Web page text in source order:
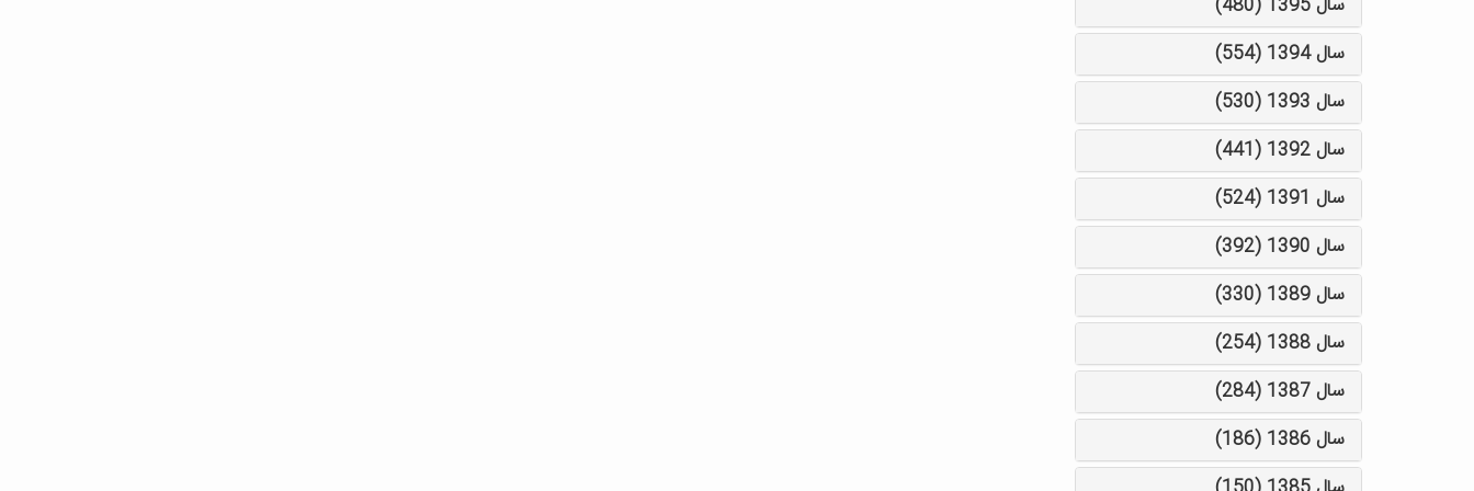
سال 1395 (480)
سال 1394 (554)
سال 1393 (530)
سال 1392 (441)
سال 1391 (524)
سال 1390 (392)
سال 1389 (330)
سال 1388 (254)
سال 1387 (284)
سال 1386 (186)